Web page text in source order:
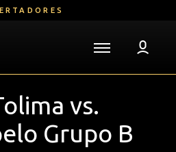
vs.
Grupo B